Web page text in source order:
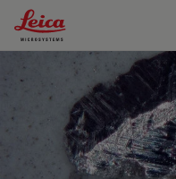
Leica Microsystems Logo